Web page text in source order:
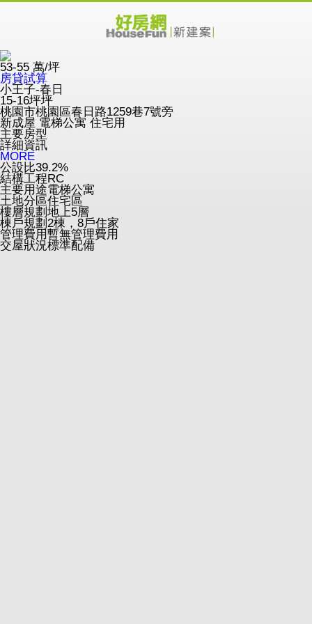
53-55 萬/坪
房貸試算
小王子-春日
15-16坪坪
桃園市桃園區春日路1259巷7號旁
新成屋 電梯公寓 住宅用
主要房型
詳細資訊
MORE
公設比39.2%
結構工程RC
主要用途電梯公寓
土地分區住宅區
樓層規劃 地上5層
棟戶規劃 2棟，8戶住家
管理費用暫無管理費用
交屋狀況標準配備